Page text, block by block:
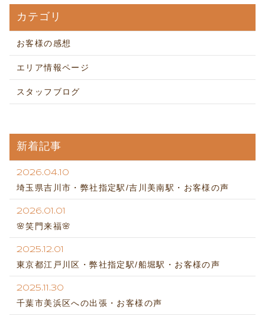
カテゴリ
お客様の感想
エリア情報ページ
スタッフブログ
新着記事
2026.04.10
埼玉県吉川市・弊社指定駅/吉川美南駅・お客様の声
2026.01.01
🌸笑門来福🌸
2025.12.01
東京都江戸川区・弊社指定駅/船堀駅・お客様の声
2025.11.30
千葉市美浜区への出張・お客様の声